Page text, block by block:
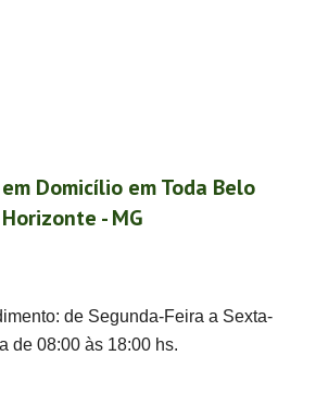
Domicílio em Toda Belo
Horizonte - MG
de Segunda-Feira a Sexta-
de 08:00 às 18:00 hs.